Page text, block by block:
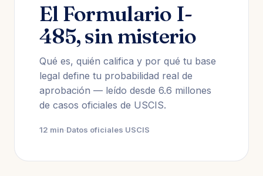
El Formulario I-
485, sin misterio
Qué es, quién califica y por qué tu base
legal define tu probabilidad real de
aprobación — leído desde 6.6 millones
de casos oficiales de USCIS.
12 min·Datos oficiales USCIS